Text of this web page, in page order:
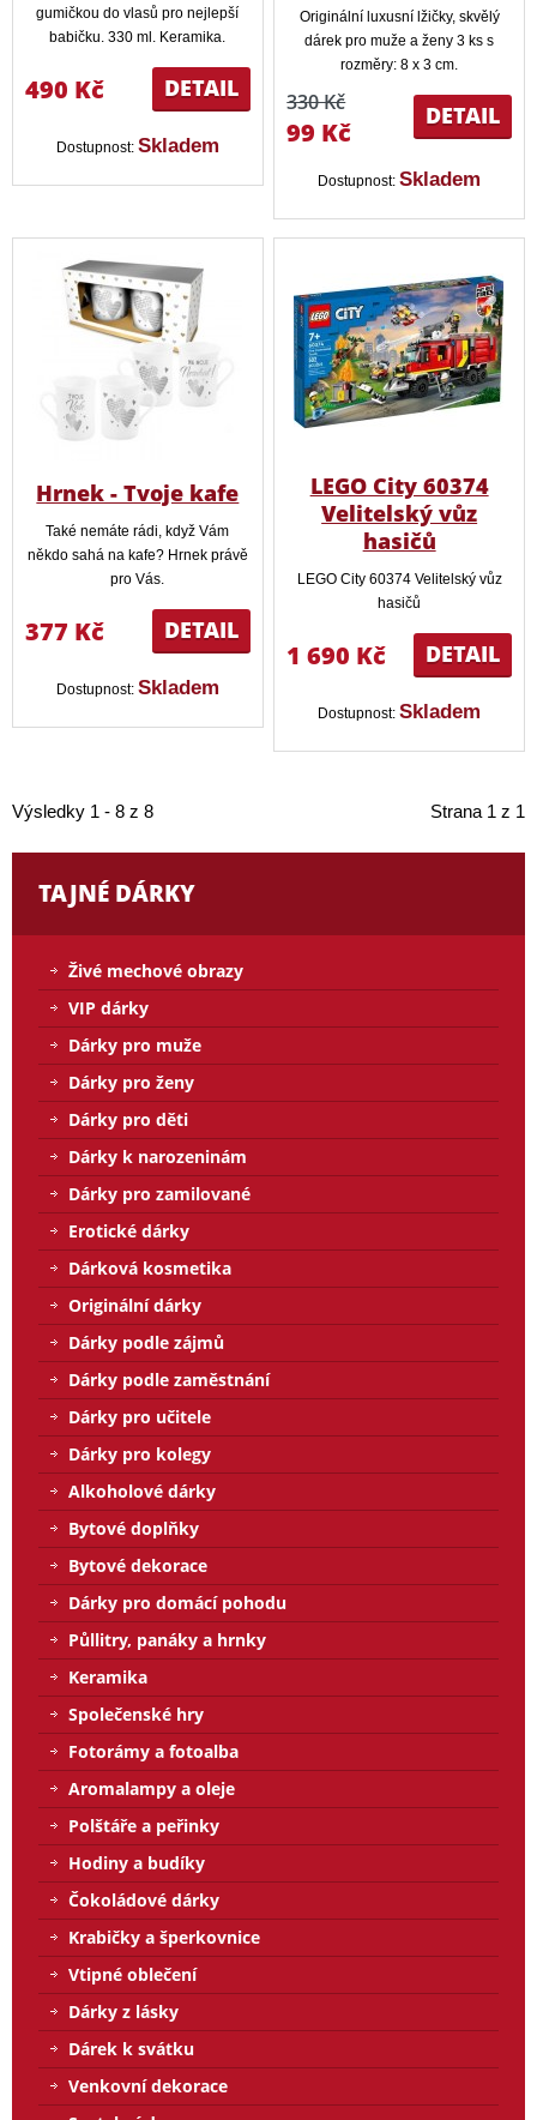
gumičkou do vlasů pro nejlepší
babičku. 330 ml. Keramika.
DETAIL
490 Kč
Dostupnost: Skladem
Originální luxusní lžičky, skvělý
dárek pro muže a ženy 3 ks s
rozměry: 8 x 3 cm.
DETAIL
330 Kč
99 Kč
Dostupnost:Skladem
Hrnek - Tvoje kafe
Také nemáte rádi, když Vám
někdo sahá na kafe? Hrnek právě
pro Vás.
DETAIL
377 Kč
Dostupnost: Skladem
LEGO City 60374
Velitelský vůz
hasičů
LEGO City 60374 Velitelský vůz
hasičů
DETAIL
1 690 Kč
Dostupnost:Skladem
Výsledky 1 - 8 z 8 Strana 1 z 1
TAJNÉ DÁRKY
Živé mechové obrazy
VIP dárky
Dárky pro muže
Dárky pro ženy
Dárky pro děti
Dárky k narozeninám
Dárky pro zamilované
Erotické dárky
Dárková kosmetika
Originální dárky
Dárky podle zájmů
Dárky podle zaměstnání
Dárky pro učitele
Dárky pro kolegy
Alkoholové dárky
Bytové doplňky
Bytové dekorace
Dárky pro domácí pohodu
Půllitry, panáky a hrnky
Keramika
Společenské hry
Fotorámy a fotoalba
Aromalampy a oleje
Polštáře a peřinky
Hodiny a budíky
Čokoládové dárky
Krabičky a šperkovnice
Vtipné oblečení
Dárky z lásky
Dárek k svátku
Venkovní dekorace